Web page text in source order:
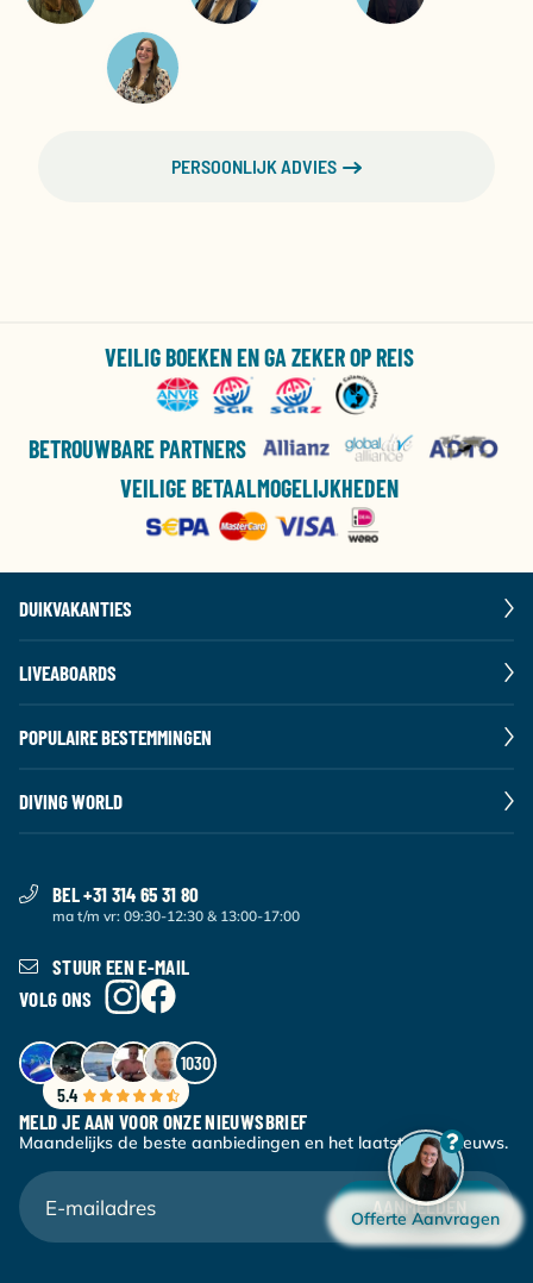
PERSOONLIJK ADVIES
Offerte Aanvragen
VEILIG BOEKEN EN GA ZEKER OP REIS
BETROUWBARE PARTNERS
VEILIGE BETAALMOGELIJKHEDEN
DUIKVAKANTIES
LIVEABOARDS
POPULAIRE BESTEMMINGEN
DIVING WORLD
BEL +31 314 65 31 80
ma t/m vr: 09:30-12:30 & 13:00-17:00
STUUR EEN E-MAIL
VOLG ONS
1030
5.4
MELD JE AAN VOOR ONZE NIEUWSBRIEF
Maandelijks de beste aanbiedingen en het laatste duiknieuws.
AANMELDEN